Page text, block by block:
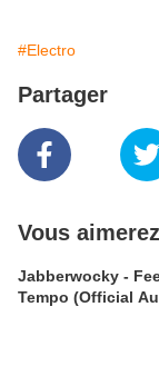
#Electro
Partager
Vous
Jabberwocky -
Tempo (Official